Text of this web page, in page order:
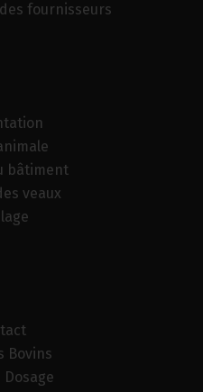
fournisseurs
bâtiment
veaux
Bovins
Dosage